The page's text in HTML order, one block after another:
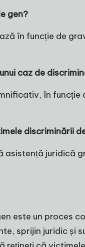
gen?
în funcție de
caz de
în
discriminării
juridică
este un proces
sprijin juridic